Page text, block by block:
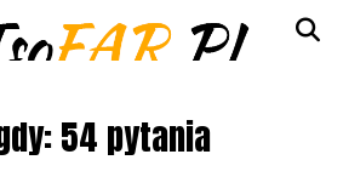
54 pytania